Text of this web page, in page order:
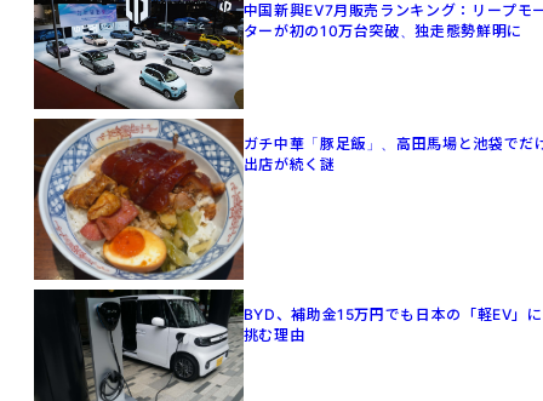
中国新興EV7月販売ランキング：リープモ
ターが初の10万台突破、独走態勢鮮明に
ガチ中華「豚足飯」、高田馬場と池袋でだ
出店が続く謎
BYD、補助金15万円でも日本の「軽EV」に
挑む理由